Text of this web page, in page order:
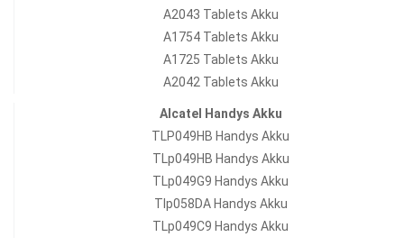
A2043 Tablets Akku
A1754 Tablets Akku
A1725 Tablets Akku
A2042 Tablets Akku
Alcatel Handys Akku
TLP049HB Handys Akku
TLp049HB Handys Akku
TLp049G9 Handys Akku
Tlp058DA Handys Akku
TLp049C9 Handys Akku